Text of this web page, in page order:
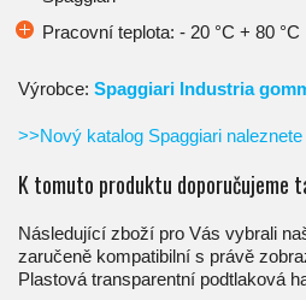
Pracovní teplota: - 20 °C + 80 °C
Výrobce: Spaggiari Industria
>>Nový katalog Spaggiari
K tomuto produktu doporučujeme
Následující zboží pro Vás vybrali
zaručeně kompatibilní s právě
Plastová transparentní podtlaková